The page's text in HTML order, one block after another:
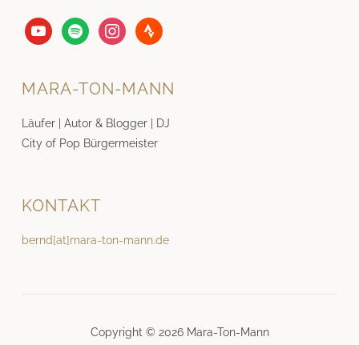
youtubespotify instagramstrava
MARA-TON-MANN
Läufer | Autor & Blogger | DJ
City of Pop Bürgermeister
KONTAKT
bernd[at]mara-ton-mann.de
Copyright © 2026 Mara-Ton-Mann